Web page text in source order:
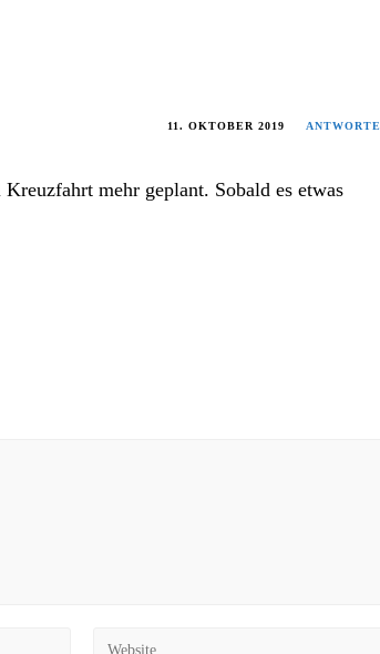
11. OKTOBER 2019
mehr geplant. Sobald es etwas
Gib